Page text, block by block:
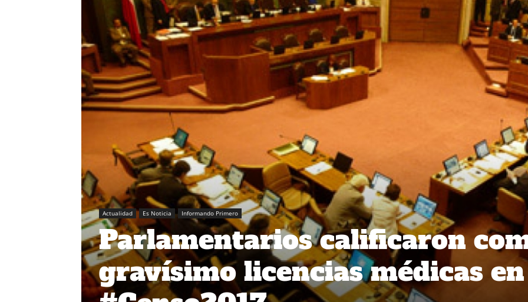
Actualidad Es Noticia Informando Primero
Parlamentarios calificaron
gravísimo licencias médicas en